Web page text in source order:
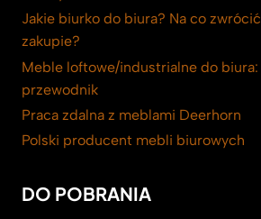
Jakie biurko do biura? Na co
zakupie?
Meble loftowe/industrialne do
przewodnik
Praca zdalna z meblami Deerhorn
Polski producent mebli biurowych
DO POBRANIA